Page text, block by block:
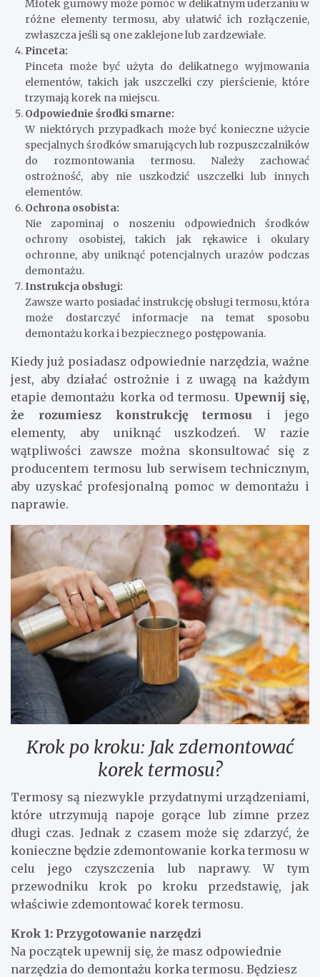
Młotek gumowy może pomóc w delikatnym uderzaniu w
różne elementy termosu, aby ułatwić ich rozłączenie,
zwłaszcza jeśli są one zaklejone lub zardzewiałe.
Pinceta:
Pinceta może być użyta do delikatnego wyjmowania
elementów, takich jak uszczelki czy pierścienie, które
trzymają korek na miejscu.
Odpowiednie środki smarne:
W niektórych przypadkach może być konieczne użycie
specjalnych środków smarujących lub rozpuszczalników
do rozmontowania termosu. Należy zachować
ostrożność, aby nie uszkodzić uszczelki lub innych
elementów.
Ochrona osobista:
Nie zapominaj o noszeniu odpowiednich środków
ochrony osobistej, takich jak rękawice i okulary
ochronne, aby uniknąć potencjalnych urazów podczas
demontażu.
Instrukcja obsługi:
Zawsze warto posiadać instrukcję obsługi termosu, która
może dostarczyć informacje na temat sposobu
demontażu korka i bezpiecznego postępowania.
Kiedy już posiadasz odpowiednie narzędzia, ważne
jest, aby działać ostrożnie i z uwagą na każdym
etapie demontażu korka od termosu. Upewnij się,
że rozumiesz konstrukcję termosu i jego
elementy, aby uniknąć uszkodzeń. W razie
wątpliwości zawsze można skonsultować się z
producentem termosu lub serwisem technicznym,
aby uzyskać profesjonalną pomoc w demontażu i
naprawie.
Krok po kroku: Jak zdemontować
korek termosu?
Termosy są niezwykle przydatnymi urządzeniami,
które utrzymują napoje gorące lub zimne przez
długi czas. Jednak z czasem może się zdarzyć, że
konieczne będzie zdemontowanie korka termosu w
celu jego czyszczenia lub naprawy. W tym
przewodniku krok po kroku przedstawię, jak
właściwie zdemontować korek termosu.
Krok 1: Przygotowanie narzędzi
Na początek upewnij się, że masz odpowiednie
narzędzia do demontażu korka termosu. Będziesz